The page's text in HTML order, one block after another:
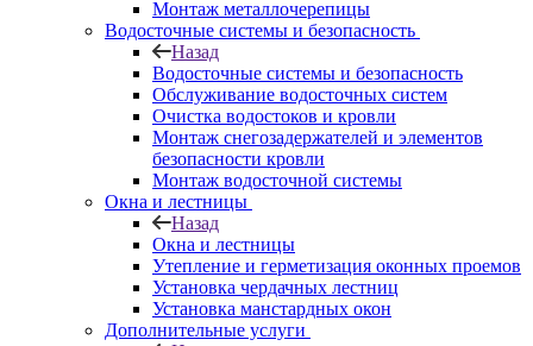
Монтаж металлочерепицы
Водосточные системы и безопасность
Назад
Водосточные системы и безопасность
Обслуживание водосточных систем
Очистка водостоков и кровли
Монтаж снегозадержателей и элементов
безопасности кровли
Монтаж водосточной системы
Окна и лестницы
Назад
Окна и лестницы
Утепление и герметизация оконных проемов
Установка чердачных лестниц
Установка манстардных окон
Дополнительные услуги